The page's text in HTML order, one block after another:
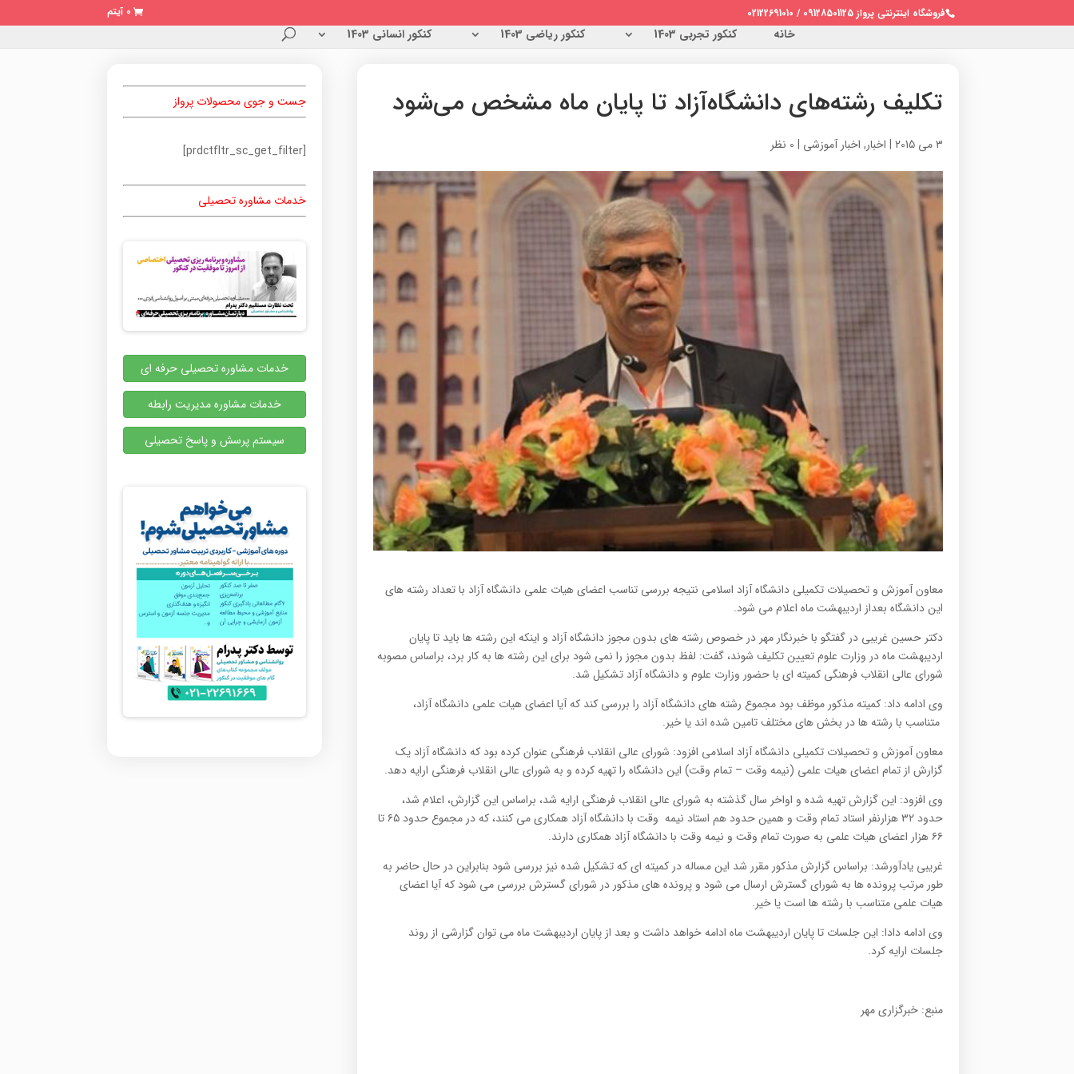
فروشگاه اینترنتی پرواز 09128501125 / 02122691010 0 آیتم
خانه کنکور تجربی 1403 کنکور ریاضی 1403 کنکور انسانی 1403
تکلیف رشته‌های دانشگاه‌آزاد تا پایان ماه مشخص می‌شود
3 می 2015 | اخبار, اخبار آموزشی | 0 نظر
معاون آموزش و تحصیلات تکمیلی دانشگاه آزاد اسلامی نتیجه بررسی تناسب اعضای هیات علمی دانشگاه آزاد با تعداد رشته های
این دانشگاه بعداز اردیبهشت ماه اعلام می شود.
دکتر حسین غریبی در گفتگو با خبرنگار مهر در خصوص رشته های بدون مجوز دانشگاه آزاد و اینکه این رشته ها باید تا پایان
اردیبهشت ماه در وزارت علوم تعیین تکلیف شوند، گفت: لفظ بدون مجوز را نمی شود برای این رشته ها به کار برد، براساس مصوبه
شورای عالی انقلاب فرهنگی کمیته ای با حضور وزارت علوم و دانشگاه آزاد تشکیل شد.
وی ادامه داد: کمیته مذکور موظف بود مجموع رشته های دانشگاه آزاد را بررسی کند که آیا اعضای هیات علمی دانشگاه آزاد،
متناسب با رشته ها در بخش های مختلف تامین شده اند یا خیر.
معاون آموزش و تحصیلات تکمیلی دانشگاه آزاد اسلامی افزود: شورای عالی انقلاب فرهنگی عنوان کرده بود که دانشگاه آزاد یک
گزارش از تمام اعضای هیات علمی (نیمه وقت – تمام وقت) این دانشگاه را تهیه کرده و به شورای عالی انقلاب فرهنگی ارایه دهد.
وی افزود: این گزارش تهیه شده و اواخر سال گذشته به شورای عالی انقلاب فرهنگی ارایه شد، براساس این گزارش، اعلام شد،
حدود ۳۲ هزارنفر استاد تمام وقت و همین حدود هم استاد نیمه وقت با دانشگاه آزاد همکاری می کنند، که در مجموع حدود ۶۵ تا
۶۶ هزار اعضای هیات علمی به صورت تمام وقت و نیمه وقت با دانشگاه آزاد همکاری دارند.
غریبی یادآورشد: براساس گزارش مذکور مقرر شد این مساله در کمیته ای که تشکیل شده نیز بررسی شود بنابراین در حال حاضر به
طور مرتب پرونده ها به شوراي گسترش ارسال می شود و پرونده های مذکور در شورای گسترش بررسی می شود که آیا اعضای
هیات علمی متناسب با رشته ها است یا خیر.
وی ادامه دادا: این جلسات تا پایان اردیبهشت ماه ادامه خواهد داشت و بعد از پایان اردیبهشت ماه می توان گزارشی از روند
جلسات ارایه کرد.
منبع: خبرگزاری مهر
جست و جوی محصولات پرواز
[prdctfltr_sc_get_filter]
خدمات مشاوره تحصیلی
خدمات مشاوره تحصیلی حرفه ای
خدمات مشاوره مدیریت رابطه
سیستم پرسش و پاسخ تحصیلی